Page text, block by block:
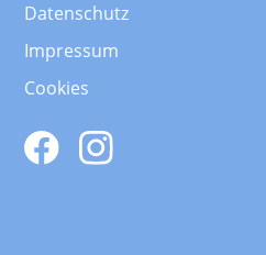
Datenschutz
Impressum
Cookies